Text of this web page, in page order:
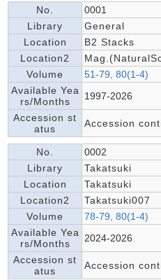
No.
0001
Library
General
Location
B2 Stacks
Location2
Volume
51-79, 80(1-4)
Available Yea
rs/Months
1997-2026
Accession st
atus
Accession
No.
0002
Library
Takatsuki
Location
Takatsuki
Location2
Takatsuki007
Volume
78-79, 80(1-4)
Available Yea
rs/Months
2024-2026
Accession st
atus
Accession